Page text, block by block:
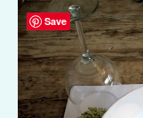
Save
Boerenwinkel
Placemat
aantal